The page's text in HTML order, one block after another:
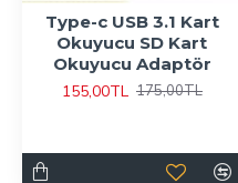
Type-c USB 3.1 Kart
Okuyucu SD Kart
Okuyucu Adaptör
155,00TL 175,00TL